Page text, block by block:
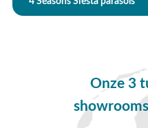
Opheusden, Duiven of
je graag van een deskundig
✔ 80 jaar ervaring
✔ Persoonlijk advies van
Onze 3